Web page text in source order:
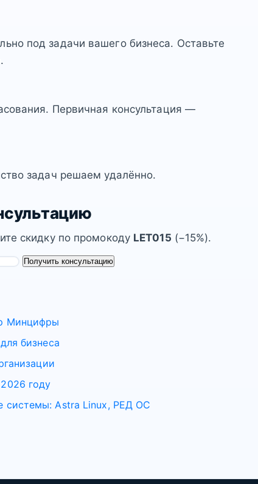
под задачи вашего бизнеса. Оставьте
Первичная консультация —
задач решаем удалённо.
скидку по промокоду LET015 (−15%).
Получить консультацию
Минцифры
бизнеса
году
системы: Astra Linux, РЕД ОС